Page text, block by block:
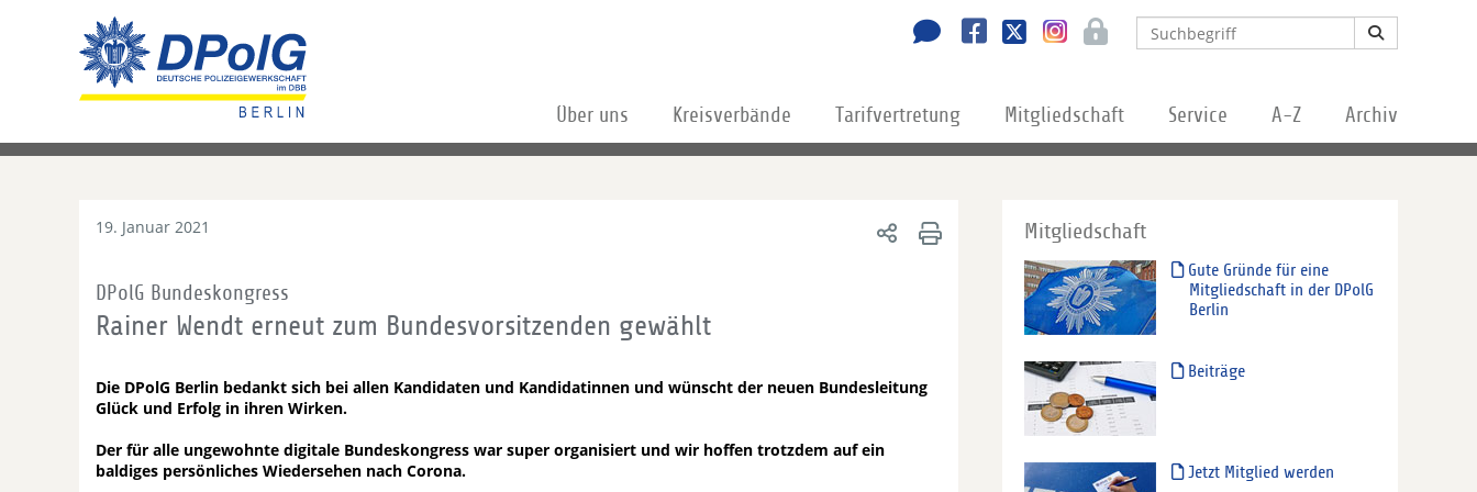
Über uns Kreisverbände Tarifvertretung Mitgliedschaft Service A-Z Archiv
19. Januar 2021
DPolG Bundeskongress
Rainer Wendt erneut zum Bundesvorsitzenden gewählt
Die DPolG Berlin bedankt sich bei allen Kandidaten und Kandidatinnen und wünscht der neuen Bundesleitung
Glück und Erfolg in ihren Wirken.
Der für alle ungewohnte digitale Bundeskongress war super organisiert und wir hoffen trotzdem auf ein
baldiges persönliches Wiedersehen nach Corona.
Mitgliedschaft
Gute Gründe für eine
Mitgliedschaft in der DPolG
Berlin
Beiträge
Jetzt Mitglied werden